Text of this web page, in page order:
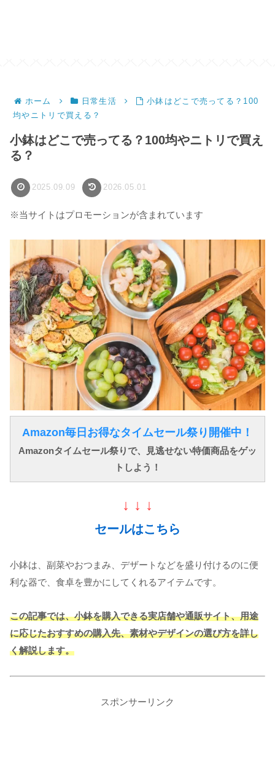
ホーム 日常生活
小鉢はどこで売ってる？100
均やニトリで買える？
小鉢はどこで売ってる？100均やニトリで買え
る？
2025.09.09 2026.05.01
※当サイトはプロモーションが含まれています
Amazon毎日お得なタイムセール祭り開催中！
Amazonタイムセール祭りで、見逃せない特価商品をゲッ
トしよう！
↓ ↓ ↓
セールはこちら
小鉢は、副菜やおつまみ、デザートなどを盛り付けるのに便
利な器で、食卓を豊かにしてくれるアイテムです。
この記事では、小鉢を購入できる実店舗や通販サイト、用途
に応じたおすすめの購入先、素材やデザインの選び方を詳し
く解説します。
スポンサーリンク